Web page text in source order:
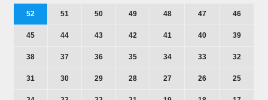
52 51 50 49 48 47 46
45 44 43 42 41 40 39
38 37 36 35 34 33 32
31 30 29 28 27 26 25